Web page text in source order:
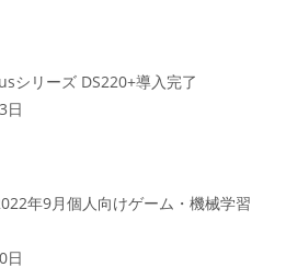
シリーズ DS220+導入完了
日
年9月個人向けゲーム・機械学習
日